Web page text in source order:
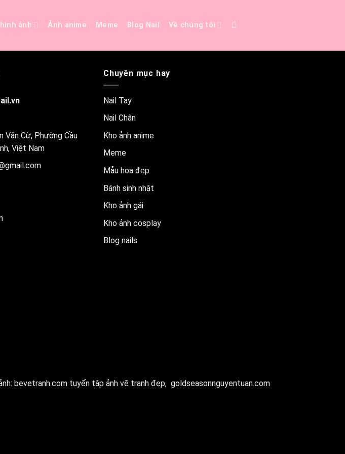
ảnh Ảnh anime Meme Blog Nail Về chúng tôi
Văn Cừ, Phường Cầu
Việt Nam
Chuyên mục hay
Nail Tay
Nail Chân
Kho ảnh anime
Meme
Mẫu hoa đẹp
Bánh sinh nhật
Kho ảnh gái
Kho ảnh cosplay
Blog nails
bevetranh.com tuyển tập ảnh vẽ tranh đẹp, goldseasonnguyentuan.com